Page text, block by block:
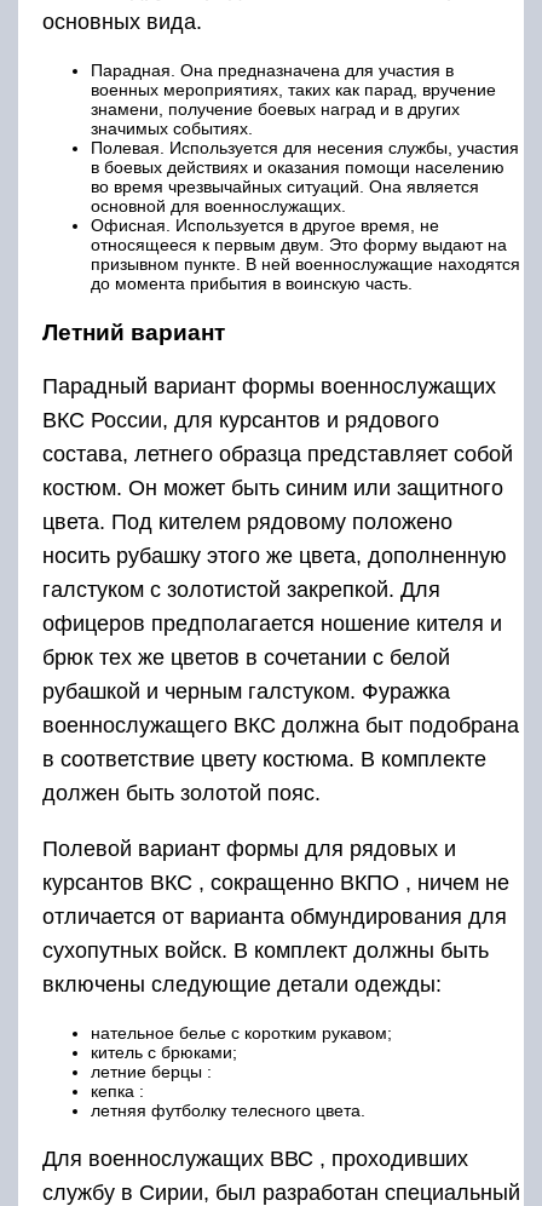
основных вида.
Парадная. Она предназначена для участия в
военных мероприятиях, таких как парад, вручение
знамени, получение боевых наград и в других
значимых событиях.
Полевая. Используется для несения службы, участия
в боевых действиях и оказания помощи населению
во время чрезвычайных ситуаций. Она является
основной для военнослужащих.
Офисная. Используется в другое время, не
относящееся к первым двум. Это форму выдают на
призывном пункте. В ней военнослужащие находятся
до момента прибытия в воинскую часть.
Летний вариант
Парадный вариант формы военнослужащих
ВКС России, для курсантов и рядового
состава, летнего образца представляет собой
костюм. Он может быть синим или защитного
цвета. Под кителем рядовому положено
носить рубашку этого же цвета, дополненную
галстуком с золотистой закрепкой. Для
офицеров предполагается ношение кителя и
брюк тех же цветов в сочетании с белой
рубашкой и черным галстуком. Фуражка
военнослужащего ВКС должна быт подобрана
в соответствие цвету костюма. В комплекте
должен быть золотой пояс.
Полевой вариант формы для рядовых и
курсантов ВКС , сокращенно ВКПО , ничем не
отличается от варианта обмундирования для
сухопутных войск. В комплект должны быть
включены следующие детали одежды:
нательное белье с коротким рукавом;
китель с брюками;
летние берцы :
кепка :
летняя футболку телесного цвета.
Для военнослужащих ВВС , проходивших
службу в Сирии, был разработан специальный